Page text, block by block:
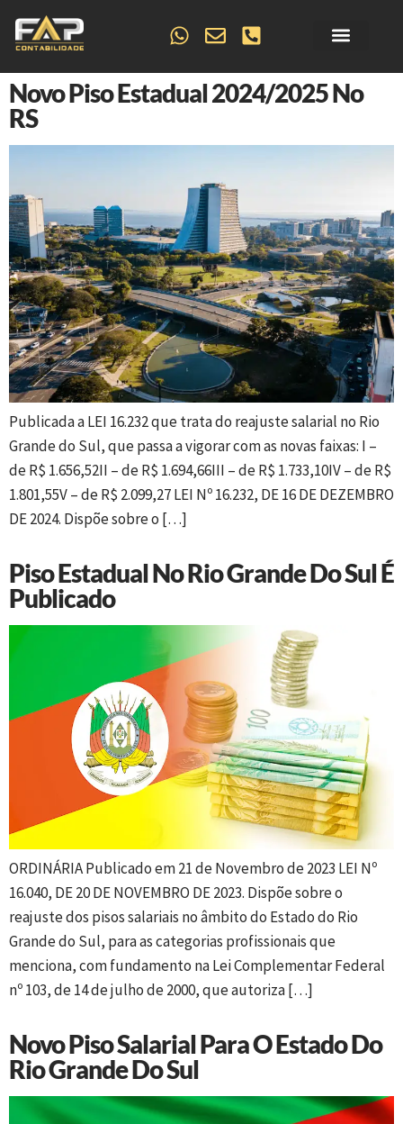
Novo Piso Estadual 2024/2025 No
RS
Publicada a LEI 16.232 que trata do reajuste salarial no Rio
Grande do Sul, que passa a vigorar com as novas faixas: I –
de R$ 1.656,52II – de R$ 1.694,66III – de R$ 1.733,10IV – de R$
1.801,55V – de R$ 2.099,27 LEI Nº 16.232, DE 16 DE DEZEMBRO
DE 2024. Dispõe sobre o […]
Piso Estadual No Rio Grande Do Sul É
Publicado
ORDINÁRIA Publicado em 21 de Novembro de 2023 LEI Nº
16.040, DE 20 DE NOVEMBRO DE 2023. Dispõe sobre o
reajuste dos pisos salariais no âmbito do Estado do Rio
Grande do Sul, para as categorias profissionais que
menciona, com fundamento na Lei Complementar Federal
nº 103, de 14 de julho de 2000, que autoriza […]
Novo Piso Salarial Para O Estado Do
Rio Grande Do Sul